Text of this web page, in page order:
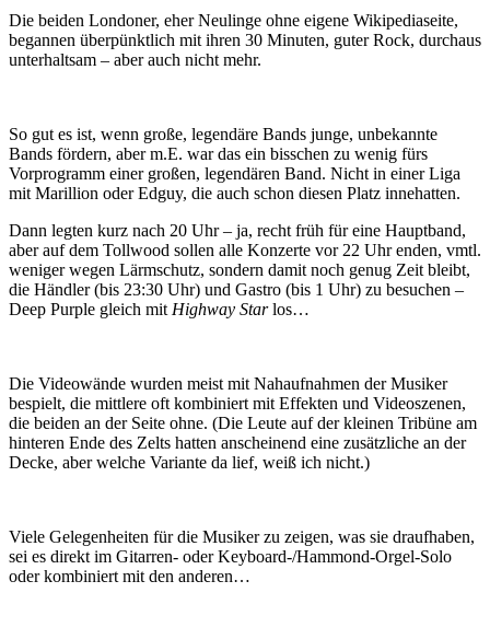
Die beiden Londoner, eher Neulinge ohne eigene Wikipediaseite,
begannen überpünktlich mit ihren 30 Minuten, guter Rock, durchaus
unterhaltsam – aber auch nicht mehr.
So gut es ist, wenn große, legendäre Bands junge, unbekannte
Bands fördern, aber m.E. war das ein bisschen zu wenig fürs
Vorprogramm einer großen, legendären Band. Nicht in einer Liga
mit Marillion oder Edguy, die auch schon diesen Platz innehatten.
Dann legten kurz nach 20 Uhr – ja, recht früh für eine Hauptband,
aber auf dem Tollwood sollen alle Konzerte vor 22 Uhr enden, vmtl.
weniger wegen Lärmschutz, sondern damit noch genug Zeit bleibt,
die Händler (bis 23:30 Uhr) und Gastro (bis 1 Uhr) zu besuchen –
Deep Purple gleich mit Highway Starlos…
Die Videowände wurden meist mit Nahaufnahmen der Musiker
bespielt, die mittlere oft kombiniert mit Effekten und Videoszenen,
die beiden an der Seite ohne. (Die Leute auf der kleinen Tribüne am
hinteren Ende des Zelts hatten anscheinend eine zusätzliche an der
Decke, aber welche Variante da lief, weiß ich nicht.)
Viele Gelegenheiten für die Musiker zu zeigen, was sie draufhaben,
sei es direkt im Gitarren- oder Keyboard-/Hammond-Orgel-Solo
oder kombiniert mit den anderen…